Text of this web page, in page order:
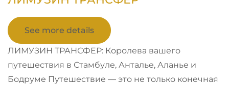
See more details
ЛИМУЗИН ТРАНСФЕР: Королева вашего
путешествия в Стамбуле, Анталье, Аланье и
Бодруме Путешествие — это не только конечная